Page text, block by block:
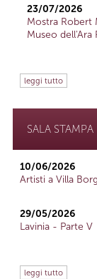
23/07/2026
Mostra Robert
Museo dell'Ara
leggi tutto
SALA STAMPA
10/06/2026
Artisti a Villa
29/05/2026
Lavinia - Parte V
leggi tutto